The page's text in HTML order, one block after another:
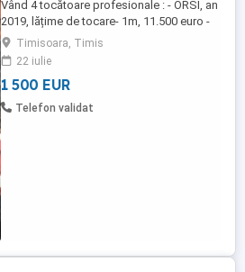
Vând 4 tocătoare profesionale : - ORSI, an
2019, lățime de tocare- 1m, 11.500 euro -
BRECKNER, an 2021, lățime de tocare-
1,4m, 1500 euro - ROTOLAND, an 2018,
lățime de tocare- 1,65m, 4000 euro -
ROTOLAND, an 2017, lățime de tocare-
2,80m, 4000 euro Tocătoarele sunt în stare
Timisoara, Timis
22 iulie
1 500 EUR
Telefon validat